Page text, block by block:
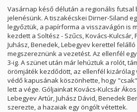
Vasárnap késő délután a regionális futsal
jelenésünk. A tiszakécskei Dirner-Siland
legyőztük, a papírforma a visszavágón is
kezdett a Soltész - Szűcs, Kovács-Kulcsár,
Juhász, Benedek, Lebegyev kerettel
megszereznünk a vezetést. Az ellenfél
3-ig. A szünet után már lehúztuk a rolót,
örömjáték kezdődött, az ellenfél
védő kapusának köszönhette, hogy
lett a vége. Góljainkat Kovács-Kulcsár
Lebegyev Artúr, Juhász Dávid, Benedek
szerezte, a hazaiak egy öngólt vétettek.